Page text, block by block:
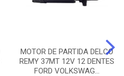
MOTOR DE PARTIDA DELCO
REMY 37MT 12V 12 DENTES
FORD VOLKSWAG...